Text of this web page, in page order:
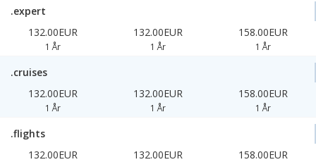
.expert
132.00EUR
1 År
132.00EUR
1 År
158.00EUR
1 År
.cruises
132.00EUR
1 År
132.00EUR
1 År
158.00EUR
1 År
.flights
132.00EUR
132.00EUR 158.00EUR